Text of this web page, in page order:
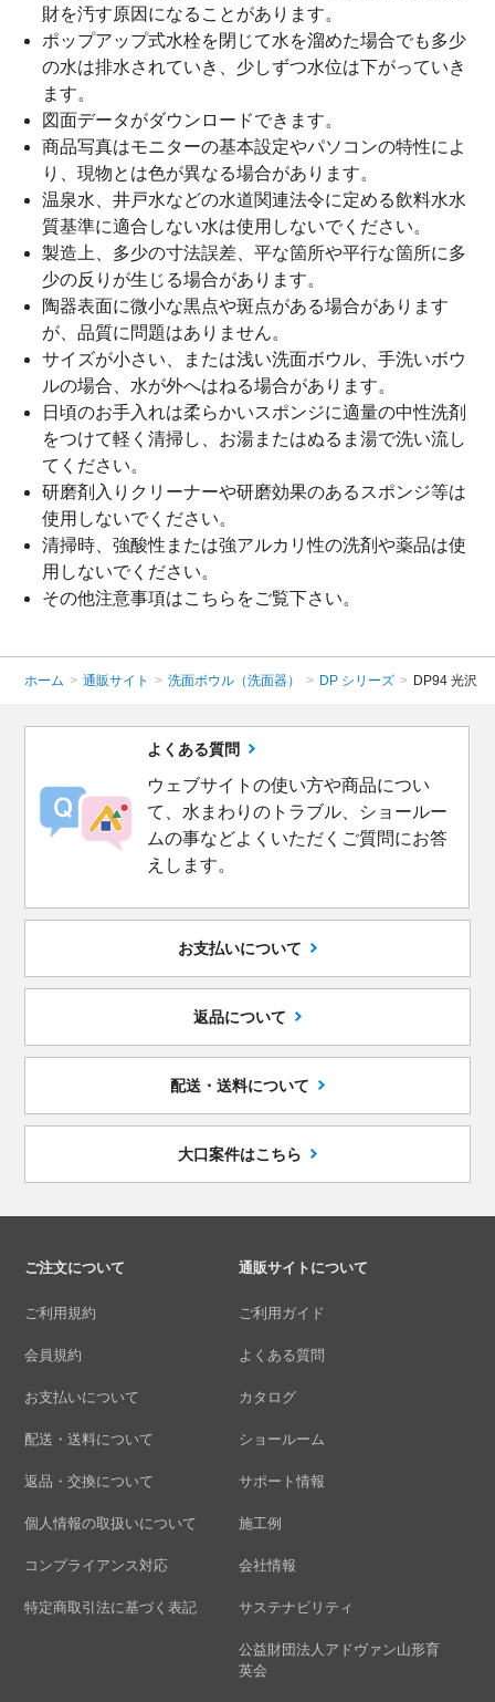
財を汚す原因になることがあります。
ポップアップ式水栓を閉じて水を溜めた場合でも多少
の水は排水されていき、少しずつ水位は下がっていき
ます。
図面データがダウンロードできます。
商品写真はモニターの基本設定やパソコンの特性によ
り、現物とは色が異なる場合があります。
温泉水、井戸水などの水道関連法令に定める飲料水水
質基準に適合しない水は使用しないでください。
製造上、多少の寸法誤差、平な箇所や平行な箇所に多
少の反りが生じる場合があります。
陶器表面に微小な黒点や斑点がある場合があります
が、品質に問題はありません。
サイズが小さい、または浅い洗面ボウル、手洗いボウ
ルの場合、水が外へはねる場合があります。
日頃のお手入れは柔らかいスポンジに適量の中性洗剤
をつけて軽く清掃し、お湯またはぬるま湯で洗い流し
てください。
研磨剤入りクリーナーや研磨効果のあるスポンジ等は
使用しないでください。
清掃時、強酸性または強アルカリ性の洗剤や薬品は使
用しないでください。
その他注意事項はこちら をご覧下さい。
ホーム > 通販サイト > 洗面ボウル（洗面器） > DP シリーズ > DP94 光沢
よくある質問
ウェブサイトの使い方や商品につい
て、水まわりのトラブル、ショールー
ムの事などよくいただくご質問にお答
えします。
お支払いについて
返品について
配送・送料について
大口案件はこちら
ご注文について
ご利用規約
会員規約
お支払いについて
配送・送料について
返品・交換について
個人情報の取扱いについて
コンプライアンス対応
特定商取引法に基づく表記
通販サイトについて
ご利用ガイド
よくある質問
カタログ
ショールーム
サポート情報
施工例
会社情報
サステナビリティ
公益財団法人アドヴァン山形育
英会